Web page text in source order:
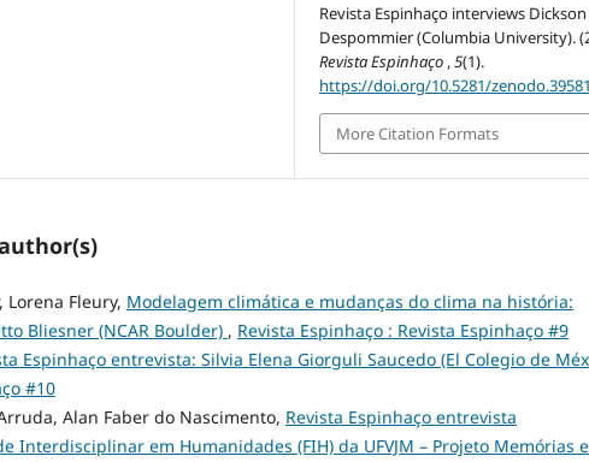
Revista Espinhaço interviews Dickson
Despommier (Columbia University).
Revista Espinhaço ,5(1).
https://doi.org/10.5281/
More Citation Formats
Lorena Fleury, Modelagem climática e mudanças do clima na história:
Bliesner (NCAR Boulder) , Revista Espinhaço : Revista Espinhaço #9
Espinhaço entrevista: Silvia Elena Giorguli Saucedo (El Colegio de
#10
Alan Faber do Nascimento, Revista Espinhaço entrevista
Interdisciplinar em Humanidades (FIH) da UFVJM – Projeto Memórias e